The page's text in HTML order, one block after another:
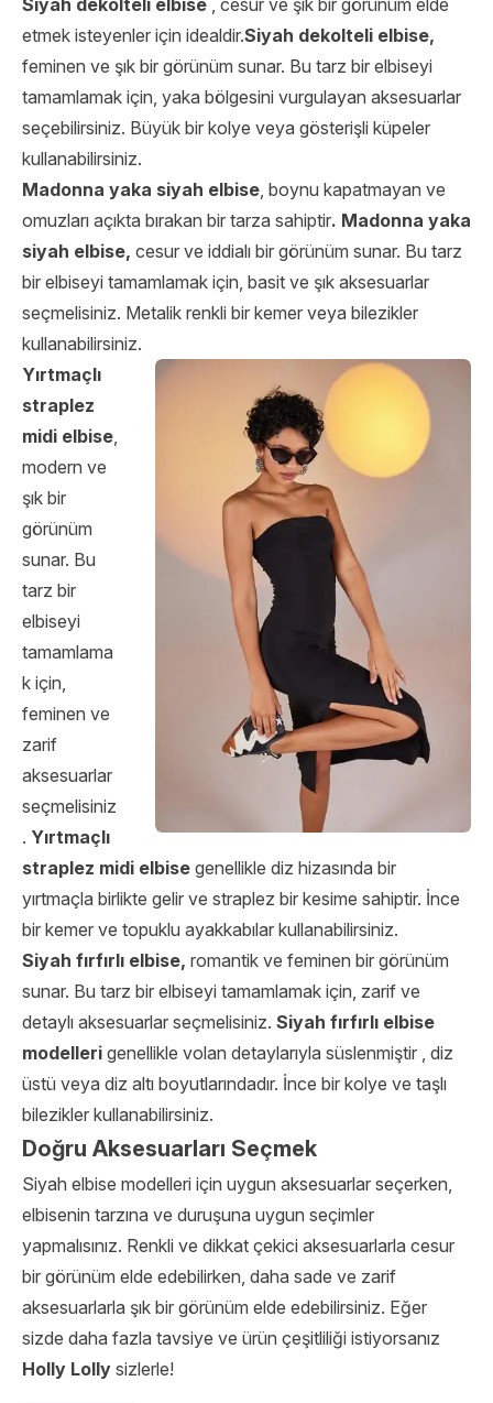
Siyah dekolteli elbise , cesur ve şık bir görünüm elde
etmek isteyenler için idealdir.Siyah dekolteli elbise,
feminen ve şık bir görünüm sunar. Bu tarz bir elbiseyi
tamamlamak için, yaka bölgesini vurgulayan aksesuarlar
seçebilirsiniz. Büyük bir kolye veya gösterişli küpeler
kullanabilirsiniz.
Madonna yaka siyah elbise, boynu kapatmayan ve
omuzları açıkta bırakan bir tarza sahiptir. Madonna yaka
siyah elbise, cesur ve iddialı bir görünüm sunar. Bu tarz
bir elbiseyi tamamlamak için, basit ve şık aksesuarlar
seçmelisiniz. Metalik renkli bir kemer veya bilezikler
kullanabilirsiniz.
Yırtmaçlı
straplez
midi elbise,
modern ve
şık bir
görünüm
sunar. Bu
tarz bir
elbiseyi
tamamlama
k için,
feminen ve
zarif
aksesuarlar
seçmelisiniz
. Yırtmaçlı
straplez midi elbise genellikle diz hizasında bir
yırtmaçla birlikte gelir ve straplez bir kesime sahiptir. İnce
bir kemer ve topuklu ayakkabılar kullanabilirsiniz.
Siyah fırfırlı elbise, romantik ve feminen bir görünüm
sunar. Bu tarz bir elbiseyi tamamlamak için, zarif ve
detaylı aksesuarlar seçmelisiniz. Siyah fırfırlı elbise
modelleri genellikle volan detaylarıyla süslenmiştir , diz
üstü veya diz altı boyutlarındadır. İnce bir kolye ve taşlı
bilezikler kullanabilirsiniz.
Doğru Aksesuarları Seçmek
Siyah elbise modelleri için uygun aksesuarlar seçerken,
elbisenin tarzına ve duruşuna uygun seçimler
yapmalısınız. Renkli ve dikkat çekici aksesuarlarla cesur
bir görünüm elde edebilirken, daha sade ve zarif
aksesuarlarla şık bir görünüm elde edebilirsiniz. Eğer
sizde daha fazla tavsiye ve ürün çeşitliliği istiyorsanız
Holly Lolly sizlerle!